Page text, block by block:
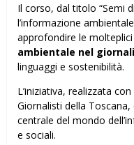
Il corso, dal titolo “Semi
l’informazione
approfondire le
ambientale nel
linguaggi e sostenibilità.
L’iniziativa, realizzata
Giornalisti della
centrale del mondo
e sociali.